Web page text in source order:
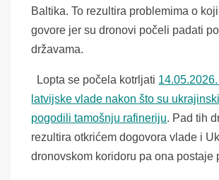
Baltika. To rezultira problemima o
govore jer su dronovi počeli padati
državama.
Lopta se počela kotrljati
latvijske vlade nakon što su
pogodili tamošnju rafineriju. Pad tih
rezultira otkrićem dogovora vlade i
dronovskom koridoru pa ona postaje